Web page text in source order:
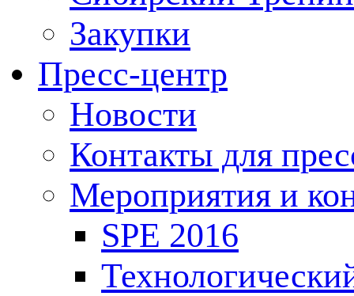
Закупки
Пресс-центр
Новости
Контакты для
Мероприятия и
SPE 2016